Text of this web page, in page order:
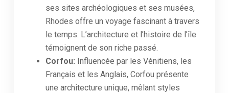
ses sites archéologiques et ses musées,
Rhodes offre un voyage fascinant à travers
le temps. L’architecture et l’histoire de l’île
témoignent de son riche passé.
Corfou: Influencée par les Vénitiens, les
Français et les Anglais, Corfou présente
une architecture unique, mêlant styles